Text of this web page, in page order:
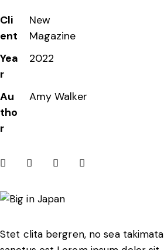
Stet clita bergren, no sea takimata
Cli
ent
New
Magazine
Yea
r
2022
Au
tho
r
Amy Walker